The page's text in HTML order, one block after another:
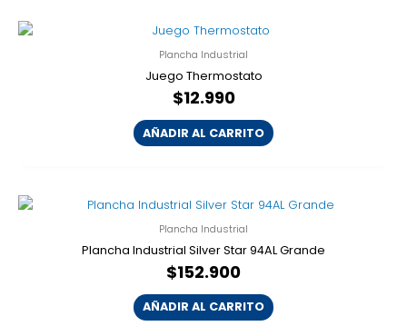
Plancha Industrial
Juego Thermostato
$12.990
AÑADIR AL CARRITO
Plancha Industrial
Plancha Industrial Silver Star 94AL Grande
$152.900
AÑADIR AL CARRITO